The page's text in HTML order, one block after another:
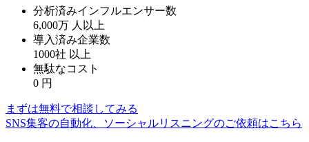
分析済みインフルエンサー数
6,000万 人以上
導入済み企業数
1000社 以上
無駄なコスト
0 円
まずは無料で相談してみる
SNS集客の自動化、ソーシャルリスニングのご依頼はこちら